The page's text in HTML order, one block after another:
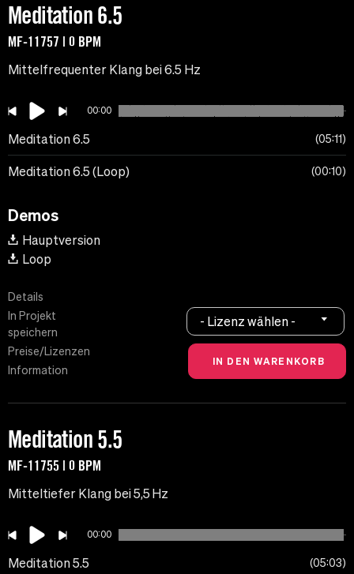
Meditation 6.5
MF-11757 | 0 BPM
Mittelfrequenter Klang bei 6.5 Hz
00:00
Meditation 6.5 05:11
Meditation 6.5 (Loop) 00:10
Demos
Hauptversion
Loop
Details
In Projekt
speichern
Preise/Lizenzen
Information
- Lizenz wählen -
Meditation 5.5
MF-11755 | 0 BPM
Mitteltiefer Klang bei 5,5 Hz
00:00
Meditation 5.5 05:03